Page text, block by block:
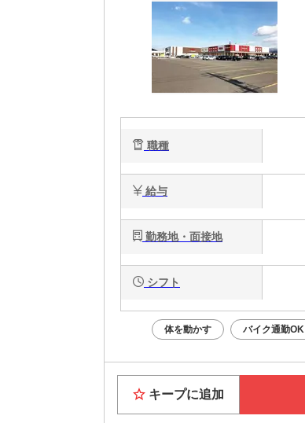
職種
給与
勤務地・面接地
シフト
体を動かす バイク通勤OK
キープに追加